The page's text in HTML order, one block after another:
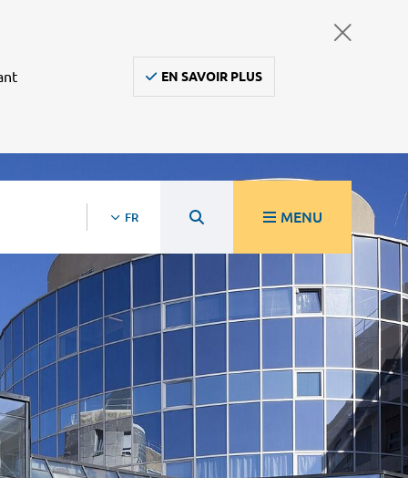
EN SAVOIR PLUS
FR MENU